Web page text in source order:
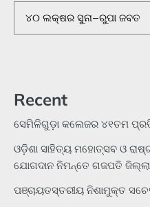
୪୦ ଲକ୍ଷର ସୁନା–ରୁପା ଜବତ
Recent
ସେମିଳିଗୁଡ଼ା କଲେଜର ୪୧ତମ
ଓଡ଼ିଶା ସାହିତ୍ୟ ମହୋତ୍ସବ ଓ
ଯୋଗଦାନ ନିମନ୍ତେ ଗଜପତି
ପଞ୍ଚାୟତସ୍ତରୀୟ ନିଶାମୁକ୍ତ